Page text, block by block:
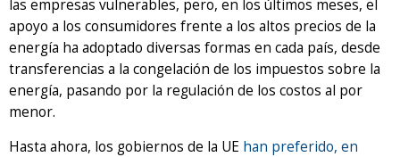
las empresas vulnerables, pero, en los últimos meses, el
apoyo a los consumidores frente a los altos precios de la
energía ha adoptado diversas formas en cada país, desde
transferencias a la congelación de los impuestos sobre la
energía, pasando por la regulación de los costos al por
menor.
Hasta ahora, los gobiernos de la UE han preferido, en